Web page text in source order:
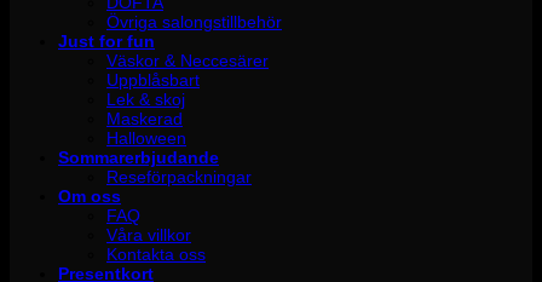
Övriga salongstillbehör
Just for fun
Väskor & Neccesärer
Uppblåsbart
Lek & skoj
Maskerad
Halloween
Sommarerbjudande
Reseförpackningar
Om oss
FAQ
Våra villkor
Kontakta oss
Presentkort